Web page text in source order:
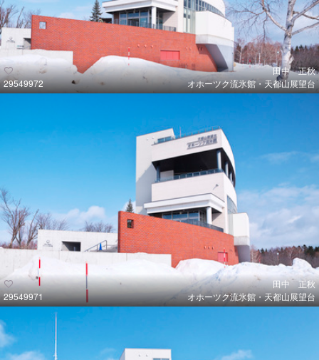
29549972
田中 正秋
オホーツク流氷館・天都山展望台
29549971
田中 正秋
オホーツク流氷館・天都山展望台